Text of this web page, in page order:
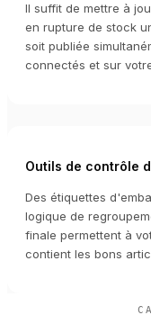
Il suffit de mettre à
en rupture de stock
soit publiée
connectés et sur
Outils de contrôle
Des étiquettes
logique de
finale permettent à
contient les bons